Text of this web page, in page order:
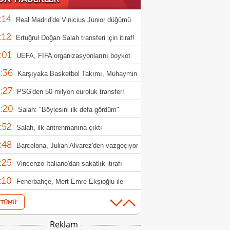
Real Madrid'de Vinicius Junior düğümü
Ertuğrul Doğan Salah transferi için itiraf!
UEFA, FIFA organizasyonlarını boykot
geri adım atmadı
Karşıyaka Basketbol Takımı, Muhaymin
transfer etti
PSG'den 50 milyon euroluk transfer!
Salah: "Böylesini ilk defa gördüm"
Salah, ilk antrenmanına çıktı
Barcelona, Julian Alvarez'den vazgeçiyor
Vincenzo Italiano'dan sakatlık itirafı
Fenerbahçe, Mert Emre Ekşioğlu ile
ayırdı!
Jose Mourinho'dan tepki, çok kızdı!
Beşiktaş'ta bir ilk: Kassoum Ouattara
Reklam